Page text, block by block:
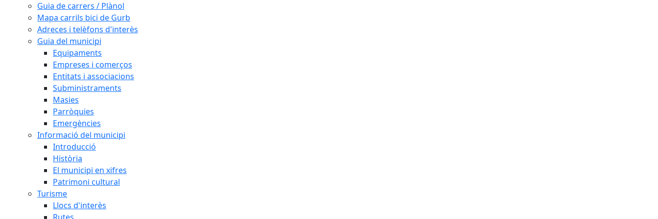
Guia de carrers / Plànol
Mapa carrils bici de Gurb
Adreces i telèfons d'interès
Guia del municipi
Equipaments
Empreses i comerços
Entitats i associacions
Subministraments
Masies
Parròquies
Emergències
Informació del municipi
Introducció
Història
El municipi en xifres
Patrimoni cultural
Turisme
Llocs d'interès